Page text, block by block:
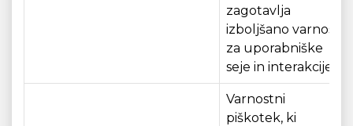
zagotavlja
izboljšano varnost
za uporabniške
seje in interakcije.
Varnostni
piškotek, ki